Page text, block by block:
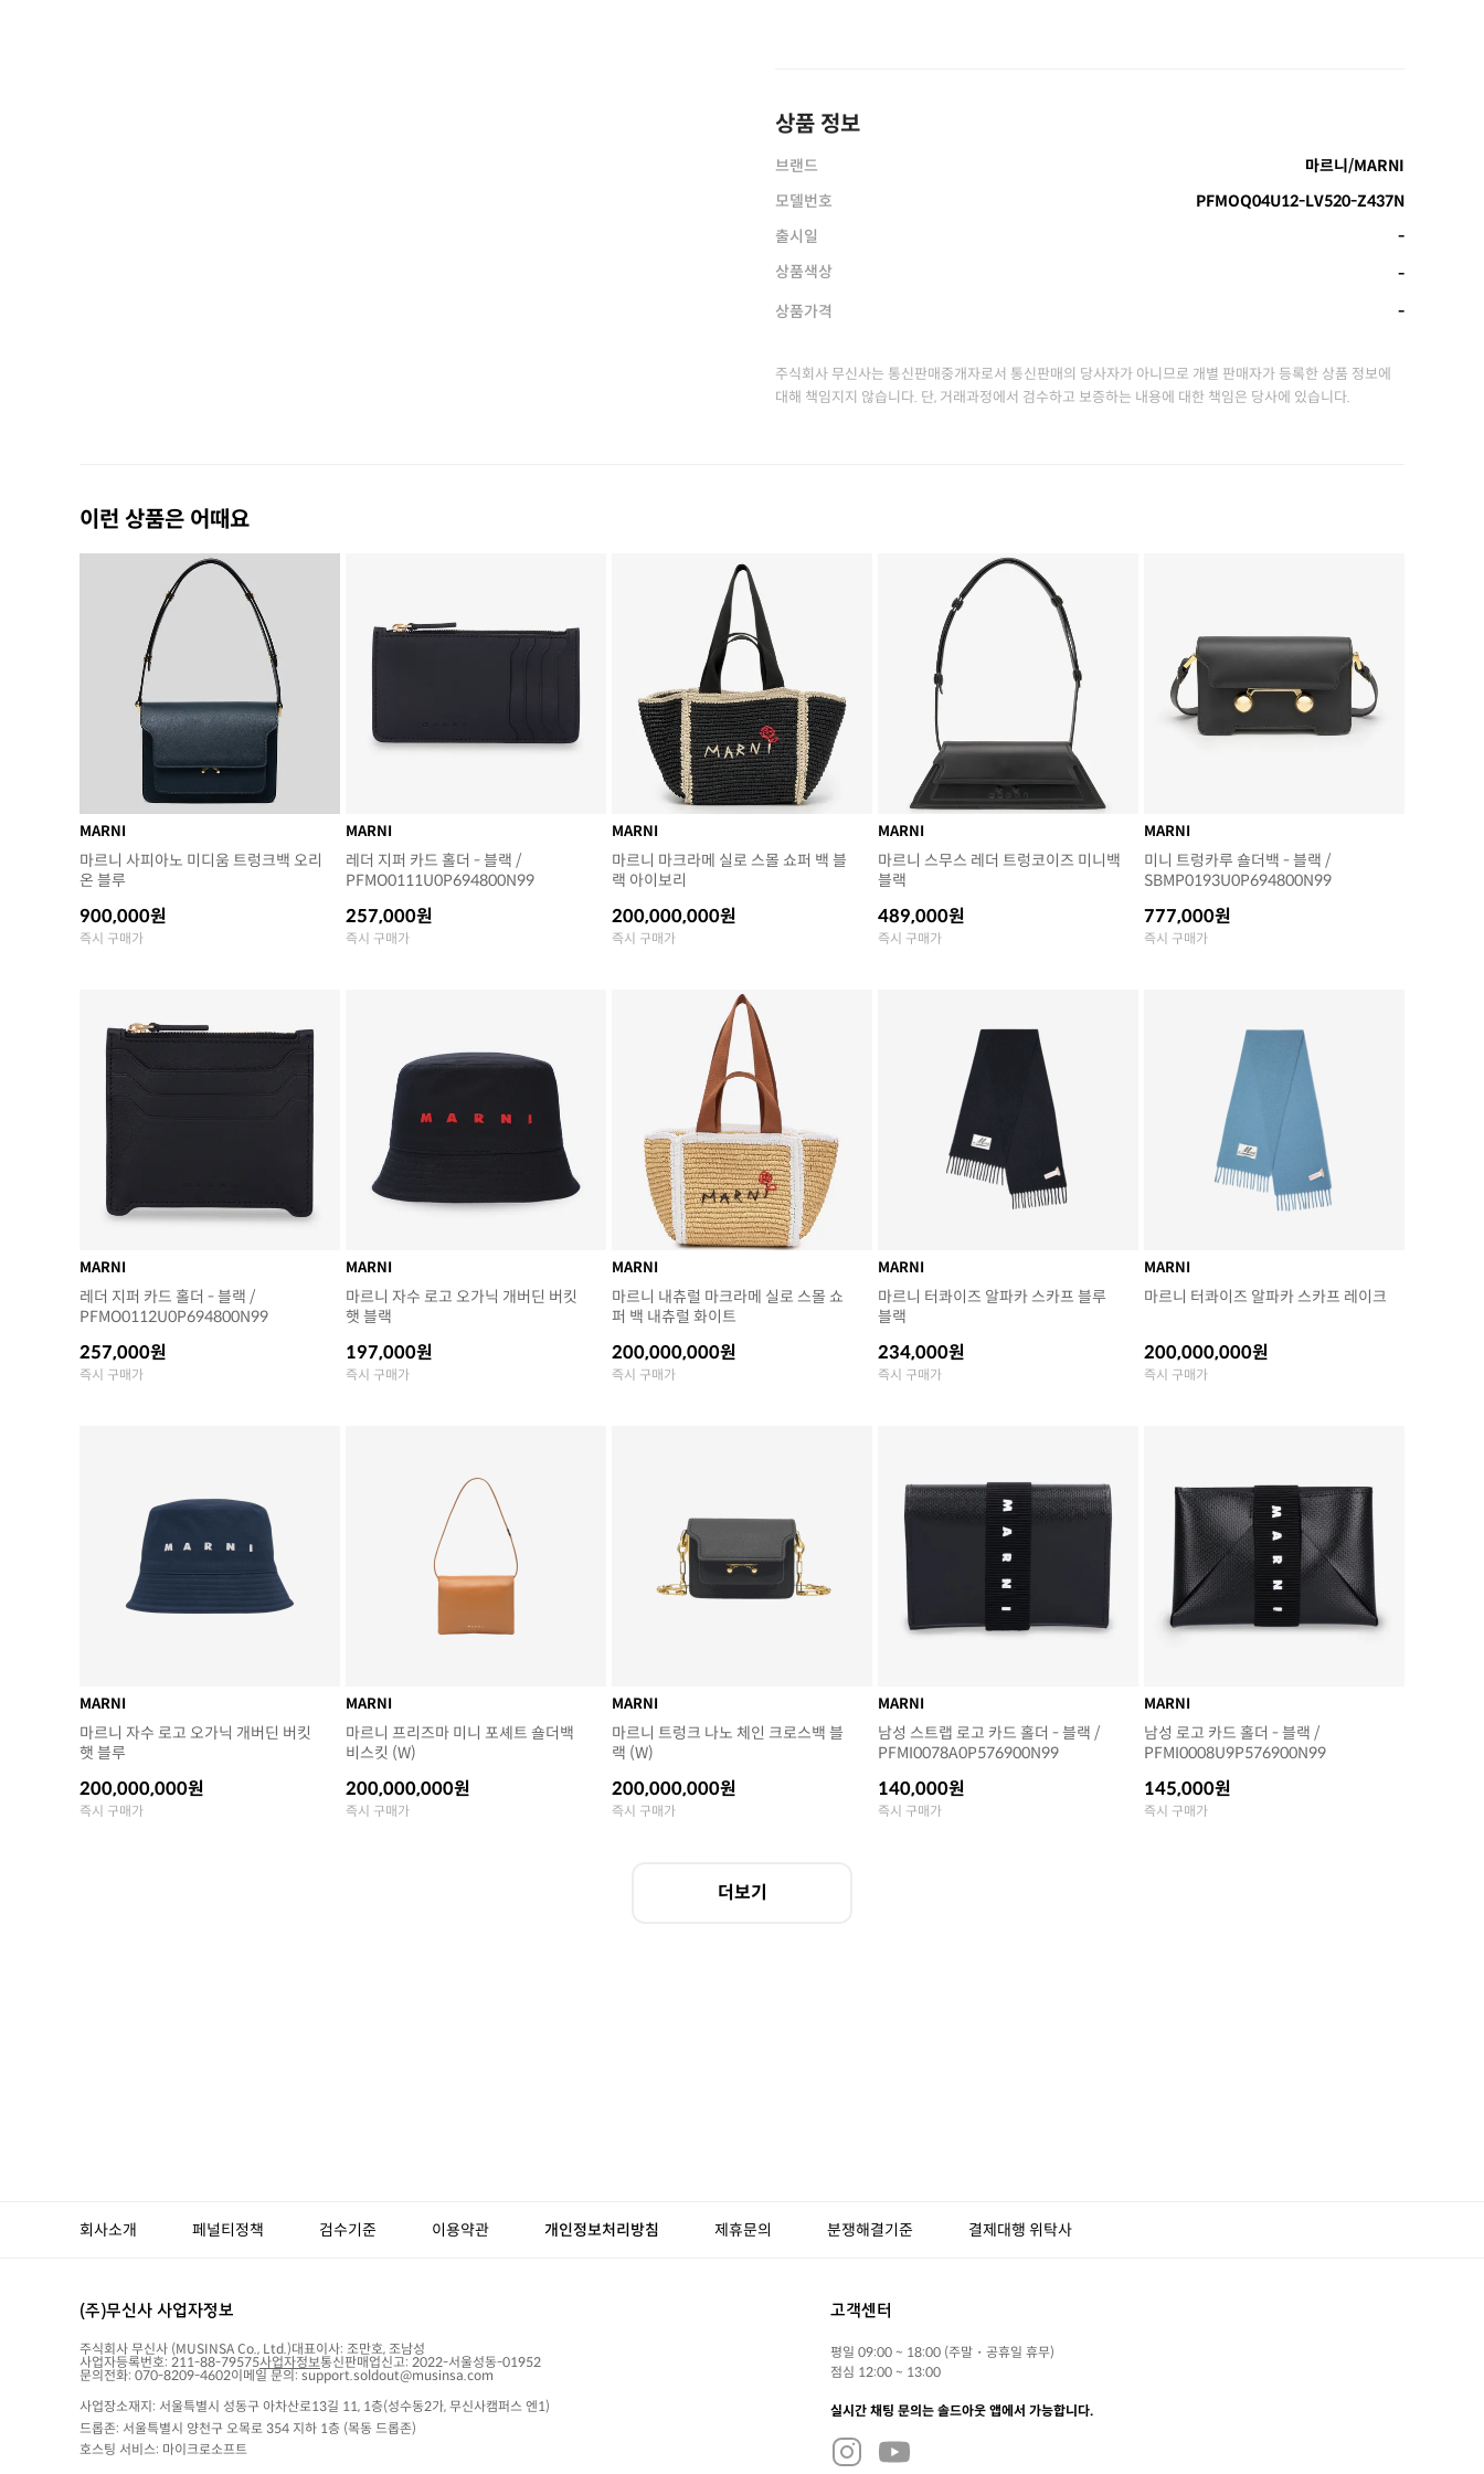
상품 정보
브랜드
마르니/MARNI
모델번호
PFMOQ04U12-LV520-Z437N
출시일
-
상품색상
-
상품가격
-
주식회사 무신사는 통신판매중개자로서 통신판매의 당사자가 아니므로 개별 판매자가 등록한 상품 정보에
대해 책임지지 않습니다. 단, 거래과정에서 검수하고 보증하는 내용에 대한 책임은 당사에 있습니다.
이런 상품은 어때요
MARNI
마르니 사피아노 미디움 트렁크백 오리
온 블루
900,000원
즉시 구매가
MARNI
레더 지퍼 카드 홀더 - 블랙 /
PFMO0111U0P694800N99
257,000원
즉시 구매가
MARNI
마르니 마크라메 실로 스몰 쇼퍼 백 블
랙 아이보리
200,000,000원
즉시 구매가
MARNI
마르니 스무스 레더 트렁코이즈 미니백
블랙
489,000원
즉시 구매가
MARNI
미니 트렁카루 숄더백 - 블랙 /
SBMP0193U0P694800N99
777,000원
즉시 구매가
MARNI
레더 지퍼 카드 홀더 - 블랙 /
PFMO0112U0P694800N99
257,000원
즉시 구매가
MARNI
마르니 자수 로고 오가닉 개버딘 버킷
햇 블랙
197,000원
즉시 구매가
MARNI
마르니 내츄럴 마크라메 실로 스몰 쇼
퍼 백 내츄럴 화이트
200,000,000원
즉시 구매가
MARNI
마르니 터콰이즈 알파카 스카프 블루
블랙
234,000원
즉시 구매가
MARNI
마르니 터콰이즈 알파카 스카프 레이크
200,000,000원
즉시 구매가
MARNI
마르니 자수 로고 오가닉 개버딘 버킷
햇 블루
200,000,000원
즉시 구매가
MARNI
마르니 프리즈마 미니 포셰트 숄더백
비스킷 (W)
200,000,000원
즉시 구매가
MARNI
마르니 트렁크 나노 체인 크로스백 블
랙 (W)
200,000,000원
즉시 구매가
MARNI
남성 스트랩 로고 카드 홀더 - 블랙 /
PFMI0078A0P576900N99
140,000원
즉시 구매가
MARNI
남성 로고 카드 홀더 - 블랙 /
PFMI0008U9P576900N99
145,000원
즉시 구매가
더보기
회사소개 페널티정책 검수기준 이용약관 개인정보처리방침 제휴문의 분쟁해결기준 결제대행 위탁사
(주)무신사 사업자정보
주식회사 무신사 (MUSINSA Co., Ltd.)대표이사: 조만호, 조남성
사업자등록번호: 211-88-79575사업자정보통신판매업신고: 2022-서울성동-01952
문의전화: 070-8209-4602이메일 문의: support.soldout@musinsa.com
사업장소재지: 서울특별시 성동구 아차산로13길 11, 1층(성수동2가, 무신사캠퍼스 엔1)
드롭존: 서울특별시 양천구 오목로 354 지하 1층 (목동 드롭존)
호스팅 서비스: 마이크로소프트
고객센터
평일 09:00 ~ 18:00 (주말・공휴일 휴무)
점심 12:00 ~ 13:00
실시간 채팅 문의는 솔드아웃 앱에서 가능합니다.